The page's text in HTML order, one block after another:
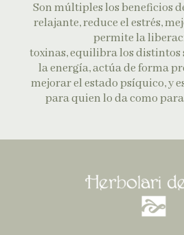
Son múltiples los beneficios
relajante, reduce el estrés,
permite la
toxinas, equilibra los distintos
la energía, actúa de forma
mejorar el estado psíquico, y
para quien lo da como